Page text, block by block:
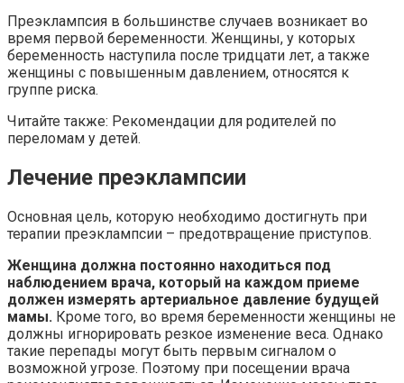
Преэклампсия в большинстве случаев возникает во
время первой беременности. Женщины, у которых
беременность наступила после тридцати лет, а также
женщины с повышенным давлением, относятся к
группе риска.
Читайте также: Рекомендации для родителей по
переломам у детей.
Лечение преэклампсии
Основная цель, которую необходимо достигнуть при
терапии преэклампсии – предотвращение приступов.
Женщина должна постоянно находиться под
наблюдением врача, который на каждом приеме
должен измерять артериальное давление будущей
мамы. Кроме того, во время беременности женщины не
должны игнорировать резкое изменение веса. Однако
такие перепады могут быть первым сигналом о
возможной угрозе. Поэтому при посещении врача